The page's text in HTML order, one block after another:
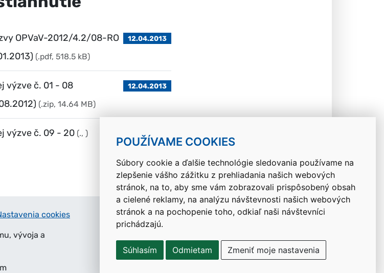
POUŽÍVAME COOKIES
Súbory cookie a ďalšie technológie sledovania používame na
zlepšenie vášho zážitku z prehliadania našich webových
stránok, na to, aby sme vám zobrazovali prispôsobený obsah
a cielené reklamy, na analýzu návštevnosti našich webových
stránok a na pochopenie toho, odkiaľ naši návštevníci
prichádzajú.
Súhlasím Odmietam Zmeniť moje nastavenia
OPVaV-2012/4.2/08-RO
(.pdf, 518.5 kB)
12.04.2013
výzve č. 01 - 08
(.zip, 14.64 MB)
12.04.2013
výzve č. 09 - 20 (., ) 08.04.2013
Návrat hore
cookies
vývoja a